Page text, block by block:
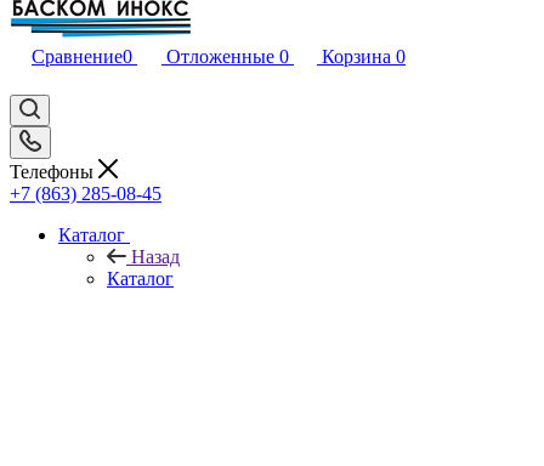
Сравнение0 Отложенные 0 Корзина 0
Телефоны
+7 (863) 285-08-45
Каталог
Назад
Каталог